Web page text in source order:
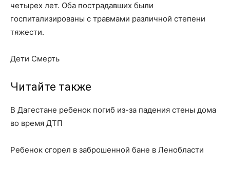
четырех лет. Оба пострадавших были
госпитализированы с травмами различной степени
тяжести.
Дети Смерть
Читайте также
В Дагестане ребенок погиб из-за падения стены дома
во время ДТП
Ребенок сгорел в заброшенной бане в Ленобласти